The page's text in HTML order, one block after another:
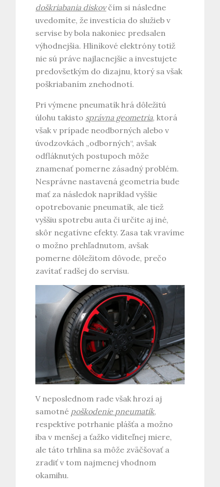
doškriabania diskovčím si následne
uvedomíte, že investícia do služieb v
servise by bola nakoniec predsalen
výhodnejšia. Hliníkové elektróny totiž
nie sú práve najlacnejšie a investujete
predovšetkým do dizajnu, ktorý sa však
poškriabaním znehodnotí.
Pri výmene pneumatík hrá dôležitú
úlohu takisto správna geometria, ktorá
však v prípade neodborných alebo v
úvodzovkách „odborných“, avšak
odfláknutých postupoch môže
znamenať pomerne zásadný problém.
Nesprávne nastavená geometria bude
mať za následok napríklad vyššie
opotrebovanie pneumatík, ale tiež
vyššiu spotrebu auta či určite aj iné,
skôr negatívne efekty. Zasa tak vravíme
o možno prehľadnutom, avšak
pomerne dôležitom dôvode, prečo
zavítať radšej do servisu.
V neposlednom rade však hrozí aj
samotné poškodenie pneumatík,
respektíve potrhanie plášťa a možno
iba v menšej a ťažko viditeľnej miere,
ale táto trhlina sa môže zväčšovať a
zradiť v tom najmenej vhodnom
okamihu.